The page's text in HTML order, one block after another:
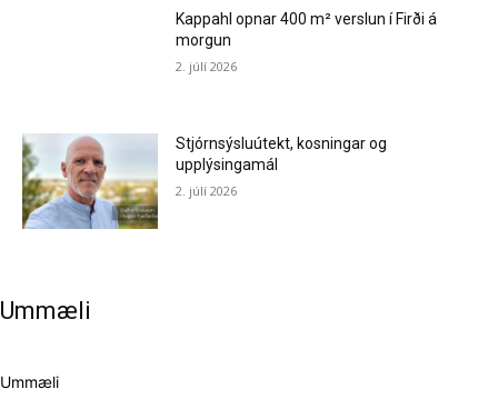
Kappahl opnar 400 m² verslun í Firði á
morgun
2. júlí 2026
Stjórnsýsluútekt, kosningar og
upplýsingamál
2. júlí 2026
Ummæli
Ummæli